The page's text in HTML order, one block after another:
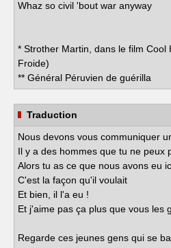
Whaz so civil 'bout war anyway
* Strother Martin, dans le film Cool
Froide)
** Général Péruvien de guérilla
Traduction
Nous devons vous communiquer
Il y a des hommes que tu ne peux
Alors tu as ce que nous avons eu
C'est la façon qu'il voulait
Et bien, il l'a eu !
Et j'aime pas ça plus que vous les
Regarde ces jeunes gens qui se